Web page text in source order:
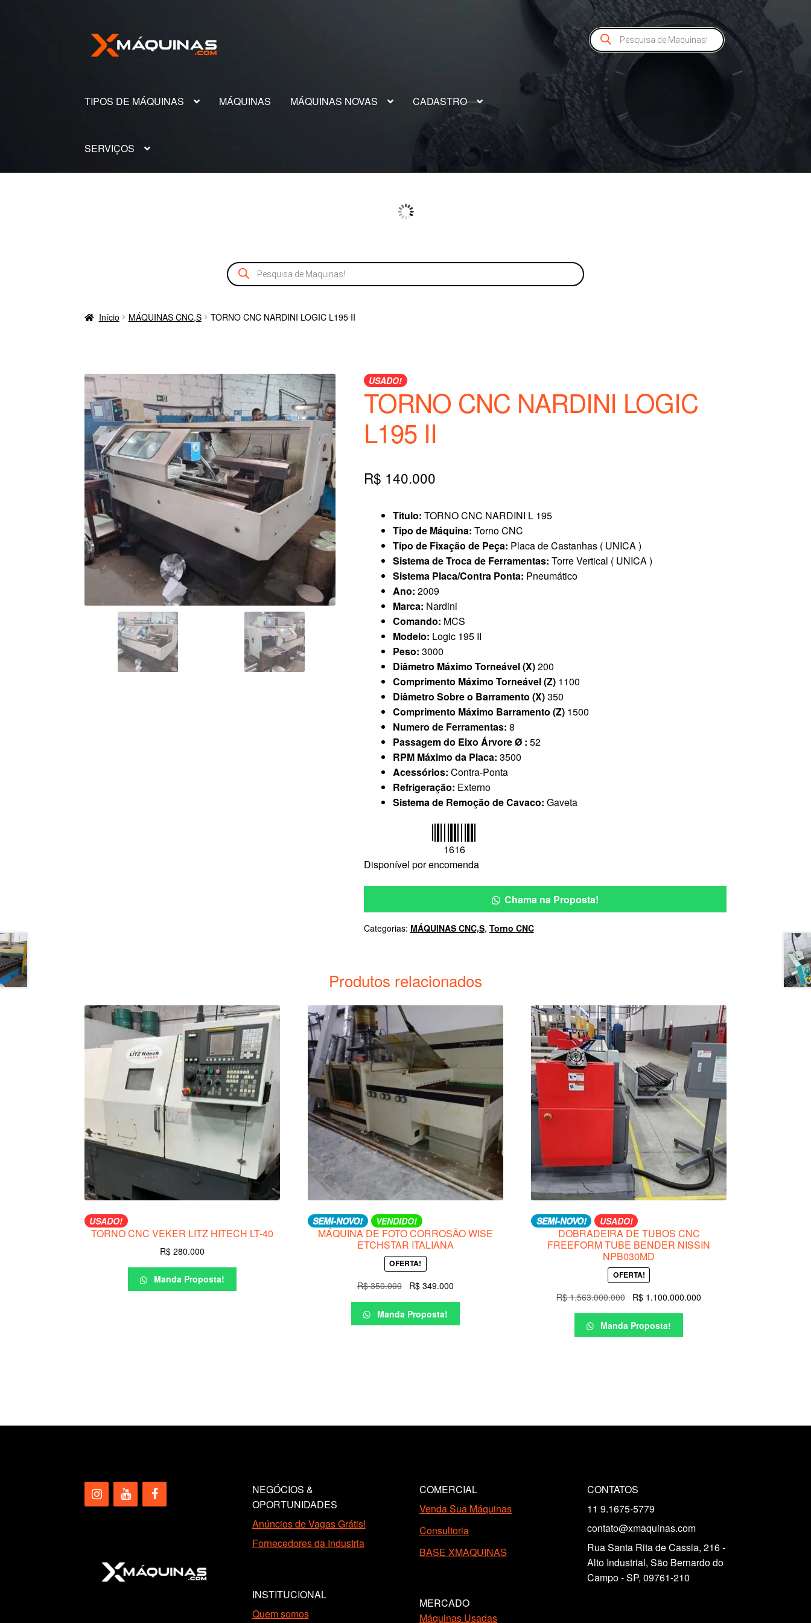
Pular
para
Pular
para
Pesquisar
produtos
TIPOS DE MÁQUINAS MÁQUINAS MÁQUINAS NOVAS CADASTRO
SERVIÇOS
Pesquisar
produtos
Início MÁQUINAS CNC,S TORNO CNC NARDINI LOGIC L195 II
USADO!
TORNO CNC NARDINI LOGIC
L195 II
R$ 140.000
Titulo: TORNO CNC NARDINI L 195
Tipo de Máquina: Torno CNC
Tipo de Fixação de Peça: Placa de Castanhas ( UNICA )
Sistema de Troca de Ferramentas: Torre Vertical ( UNICA )
Sistema Placa/Contra Ponta: Pneumático
Ano: 2009
Marca: Nardini
Comando: MCS
Modelo: Logic 195 II
Peso: 3000
Diâmetro Máximo Torneável (X)200
Comprimento Máximo Torneável (Z) 1100
Diâmetro Sobre o Barramento (X)350
Comprimento Máximo Barramento (Z) 1500
Numero de Ferramentas: 8
Passagem do Eixo Árvore Ø : 52
RPM Máximo da Placa: 3500
Acessórios: Contra-Ponta
Refrigeração: Externo
Sistema de Remoção de Cavaco: Gaveta
1616
Disponível por encomenda
Chama na Proposta!
Categorias: MÁQUINAS CNC,S, Torno CNC
Produtos relacionados
USADO!
TORNO CNC VEKER LITZ HITECH LT-40
R$280.000
Manda Proposta!
SEMI-NOVO! VENDIDO!
MÁQUINA DE FOTO CORROSÃO WISE
ETCHSTAR ITALIANA
OFERTA!
R$350.000
O
original
era:
R$ 349.000
é:
Manda Proposta!
SEMI-NOVO! USADO!
DOBRADEIRA DE TUBOS CNC
FREEFORM TUBE BENDER NISSIN
NPB030MD
OFERTA!
R$1.563.000.000
O
original
era:
R$ 1.100.000.000
Manda Proposta!
NEGÓCIOS &
OPORTUNIDADES
Anúncios de Vagas Grátis!
Fornecedores da Industria
INSTITUCIONAL
Quem somos
COMERCIAL
Venda Sua Máquinas
Consultoria
BASE XMAQUINAS
MERCADO
Máquinas Usadas
CONTATOS
11 9.1675-5779
contato@xmaquinas.com
Rua Santa Rita de Cassia, 216 -
Alto Industrial, São Bernardo do
Campo - SP, 09761-210